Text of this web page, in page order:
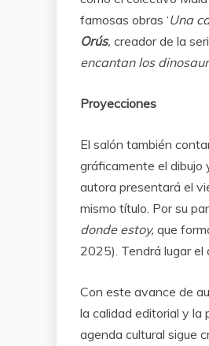
famosas obras ‘Una
Orús, creador de la
encantan los
Proyecciones
El salón también
gráficamente el dibujo
autora presentará el
mismo título. Por su
donde estoy, que
2025). Tendrá lugar el
Con este avance de
la calidad editorial y la
agenda cultural sigue